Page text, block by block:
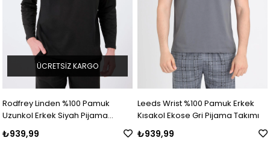
Rodfrey Linden %100 Pamuk
Uzunkol Erkek Siyah Pijama
Takımı
₺939,99
ÜCRETSIZ KARGO
Leeds Wrist %100 Pamuk Erkek
Kısakol Ekose Gri Pijama Takımı
₺939,99